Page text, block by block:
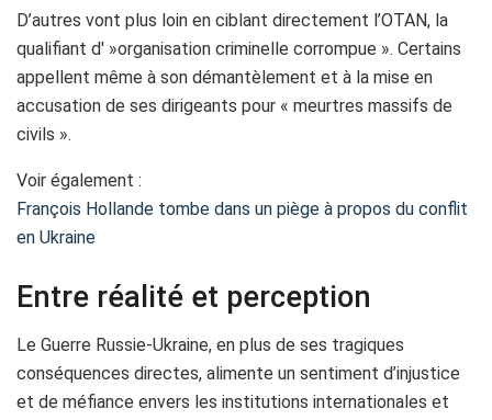
D’autres vont plus loin en ciblant directement l’OTAN, la
qualifiant d' »organisation criminelle corrompue ». Certains
appellent même à son démantèlement et à la mise en
accusation de ses dirigeants pour « meurtres massifs de
civils ».
Voir également :
François Hollande tombe dans un piège à propos du conflit
en Ukraine
Entre réalité et perception
Le Guerre Russie-Ukraine, en plus de ses tragiques
conséquences directes, alimente un sentiment d’injustice
et de méfiance envers les institutions internationales et